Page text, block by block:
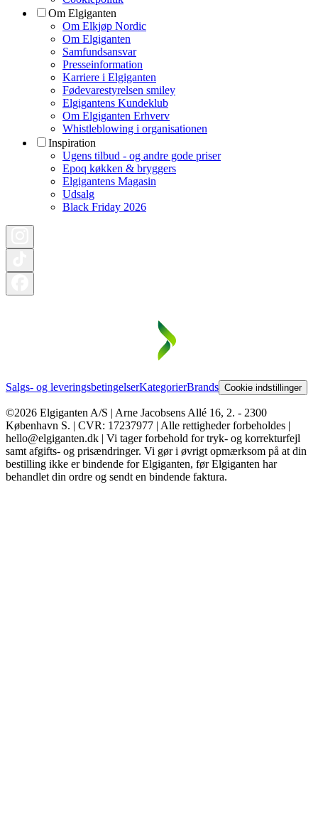
Om Elgiganten
Om Elkjøp Nordic
Om Elgiganten
Samfundsansvar
Presseinformation
Karriere i Elgiganten
Fødevarestyrelsen smiley
Elgigantens Kundeklub
Om Elgiganten Erhverv
Whistleblowing i organisationen
Inspiration
Ugens tilbud - og andre gode priser
Epoq køkken & bryggers
Elgigantens Magasin
Udsalg
Black Friday 2026
Salgs- og leveringsbetingelserKategorierBrands Cookie indstillinger
©2026 Elgiganten A/S | Arne Jacobsens Allé 16, 2. - 2300
København S. | CVR: 17237977 | Alle rettigheder forbeholdes |
hello@elgiganten.dk | Vi tager forbehold for tryk- og korrekturfejl
samt afgifts- og prisændringer. Vi gør i øvrigt opmærksom på at din
bestilling ikke er bindende for Elgiganten, før Elgiganten har
behandlet din ordre og sendt en bindende faktura.